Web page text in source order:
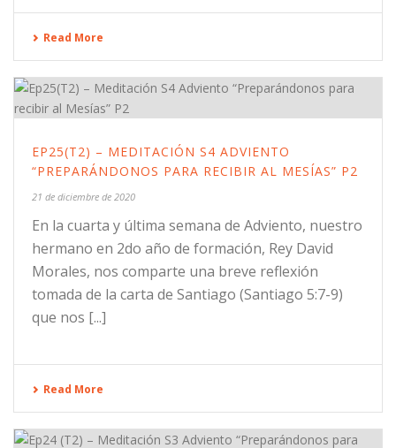
Read More
EP25(T2) – MEDITACIÓN S4 ADVIENTO
“PREPARÁNDONOS PARA RECIBIR AL MESÍAS” P2
21 de diciembre de 2020
En la cuarta y última semana de Adviento, nuestro
hermano en 2do año de formación, Rey David
Morales, nos comparte una breve reflexión
tomada de la carta de Santiago (Santiago 5:7-9)
que nos [...]
Read More